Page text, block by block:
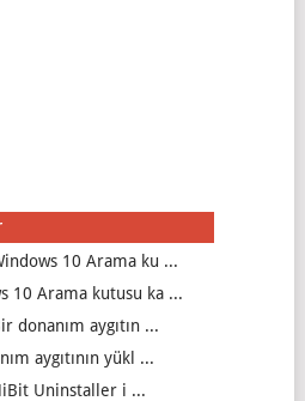
10 Arama ku ...
10 Arama kutusu ka ...
aygıtın ...
aygıtının yükl ...
Uninstaller i ...